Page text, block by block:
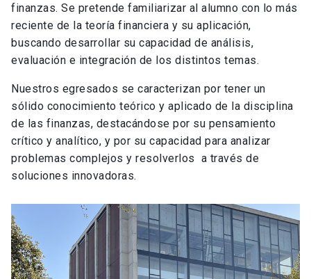
finanzas. Se pretende familiarizar al alumno con lo más
reciente de la teoría financiera y su aplicación,
buscando desarrollar su capacidad de análisis,
evaluación e integración de los distintos temas.
Nuestros egresados se caracterizan por tener un
sólido conocimiento teórico y aplicado de la disciplina
de las finanzas, destacándose por su pensamiento
crítico y analítico, y por su capacidad para analizar
problemas complejos y resolverlos a través de
soluciones innovadoras.